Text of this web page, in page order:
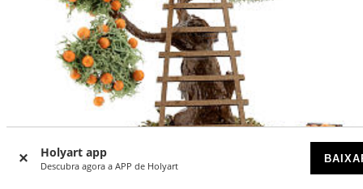
Holyart app
Descubra agora a APP de Holyart